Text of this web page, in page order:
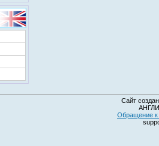
Сайт
Обращение к